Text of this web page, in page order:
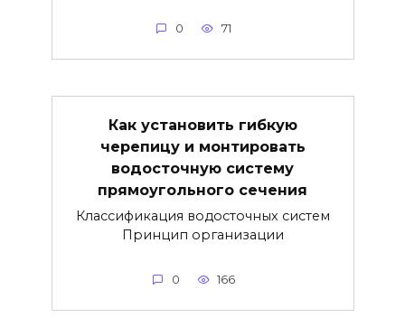
0 71
Как установить гибкую
черепицу и монтировать
водосточную систему
прямоугольного сечения
Классификация водосточных систем
Принцип организации
0 166